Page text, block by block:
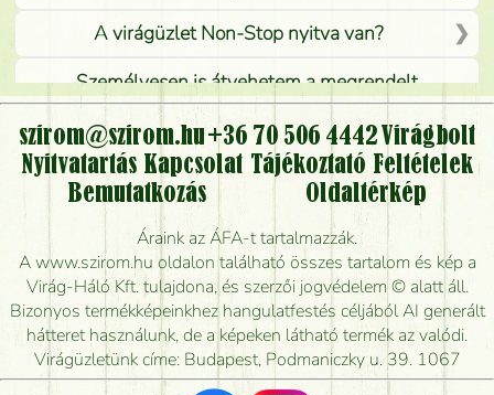
A virágüzlet Non-Stop nyitva van?
Személyesen is átvehetem a megrendelt
virágcsokrot, vagy csak virágküldéssel, kiszállítással
kérhető?
Vidékre is lehet rendelni?
Meddig rendelhetek virágküldést úgy, hogy még ma
kiszállítsák?
Mennyire gyorsan tudják elkészíteni a csokrot, és
mikor tudják leghamarabb kiszállítani?
Vörös rózsát keresek, van önöknél?
szirom@szirom.hu+36 70 506 4442 Virágbolt
Nyitvatartás Kapcsolat Tájékoztató Feltételek
Bemutatkozás
Oldaltérkép
Áraink az ÁFA-t tartalmazzák.
A www.szirom.hu oldalon található összes tartalom és kép a
Virág-Háló Kft. tulajdona, és szerzői jogvédelem © alatt áll.
Bizonyos termékképeinkhez hangulatfestés céljából AI generált
hátteret használunk, de a képeken látható termék az valódi.
Virágüzletünk címe: Budapest, Podmaniczky u. 39. 1067